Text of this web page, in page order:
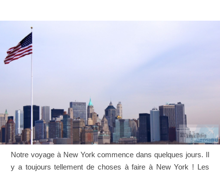
Notre voyage à New York commence dans quelques jours. Il
y a toujours tellement de choses à faire à New York ! Les